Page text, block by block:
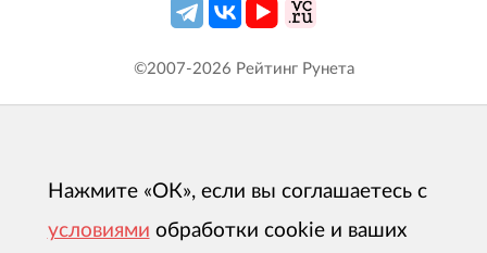
©2007-2026 Рейтинг Рунета
Нажмите «ОК», если вы соглашаетесь с
условиями обработки cookie и ваших